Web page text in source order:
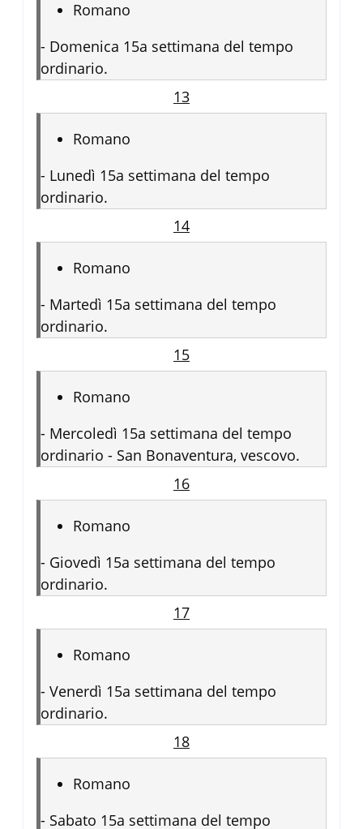
Romano
- Domenica 15a settimana del tempo
ordinario.
13
Romano
- Lunedì 15a settimana del tempo
ordinario.
14
Romano
- Martedì 15a settimana del tempo
ordinario.
15
Romano
- Mercoledì 15a settimana del tempo
ordinario - San Bonaventura, vescovo.
16
Romano
- Giovedì 15a settimana del tempo
ordinario.
17
Romano
- Venerdì 15a settimana del tempo
ordinario.
18
Romano
- Sabato 15a settimana del tempo